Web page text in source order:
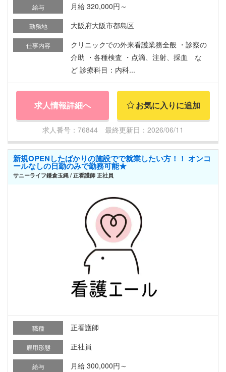
給与 月給 320,000円～
勤務地 大阪府大阪市都島区
仕事内容
クリニックでの外来看護業務全般 ・診察の
介助 ・各種検査 ・点滴、注射、採血 な
ど 診療科目：内科...
求人情報詳細へ お気に入りに追加
求人番号：76844 最終更新日：2026/06/11
新規OPENしたばかりの施設でで就業したい方！！ オンコ
ールなしの日勤のみで勤務可能★
サニーライフ鎌倉玉縄 / 正看護師 正社員
職種 正看護師
雇用形態 正社員
給与 月給 300,000円～